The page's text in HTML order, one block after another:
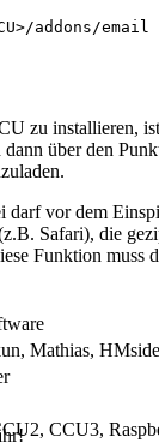
addons/email
zu installieren,
über den
darf vor dem
Safari), die
Funktion muss
Mathias,
CCU3,